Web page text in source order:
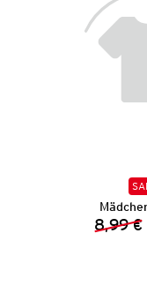
8,99 €